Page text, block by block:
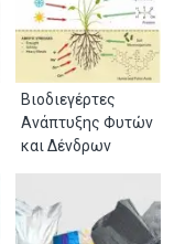
Βιοδιεγέρτες
Ανάπτυξης Φυτών
και Δένδρων